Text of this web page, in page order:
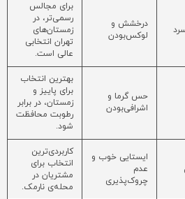
درخشش و
لوکس‌بودن
برای مجالس
رسمی‌تر، در
زمستان‌های
تهران انتخابی
عالی است.
حس گرما و
اشرافی‌بودن
بهترین انتخاب
برای پاییز و
زمستان، در برابر
رطوبت محافظت
شود.
ایستایی خوب و
عدم
چروک‌پذیری
کاربردی‌ترین
انتخاب برای
مشتریان در
محله‌ی نارمک.